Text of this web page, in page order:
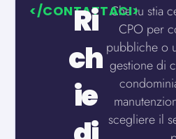
</CONTATTACI>
Ri
ch
ie
Che tu stia
CPO per
pubbliche o
gestione di
scegliere il